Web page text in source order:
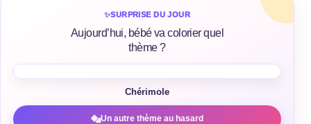
✨SURPRISE DU JOUR
Aujourd’hui, bébé va colorier quel
thème ?
Chérimole
Un autre thème au hasard